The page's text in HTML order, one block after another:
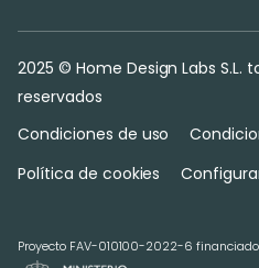
2025 © Home Design Labs S.L.
reservados
Condiciones de uso
Política de cookies
Proyecto FAV-010100-2022-6